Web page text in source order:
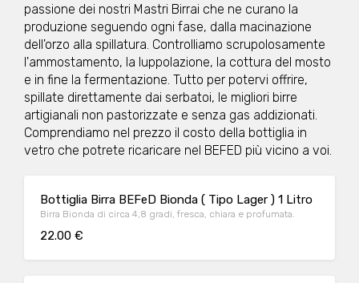
passione dei nostri Mastri Birrai che ne curano la
produzione seguendo ogni fase, dalla macinazione
dell'orzo alla spillatura. Controlliamo scrupolosamente
l'ammostamento, la luppolazione, la cottura del mosto
e in fine la fermentazione. Tutto per potervi offrire,
spillate direttamente dai serbatoi, le migliori birre
artigianali non pastorizzate e senza gas addizionati.
Comprendiamo nel prezzo il costo della bottiglia in
vetro che potrete ricaricare nel BEFED più vicino a voi.
Bottiglia Birra BEFeD Bionda ( Tipo Lager ) 1 Litro
Birra Bionda di circa 4,8 gradi, fresca, chiara e profumata.
22.00 €